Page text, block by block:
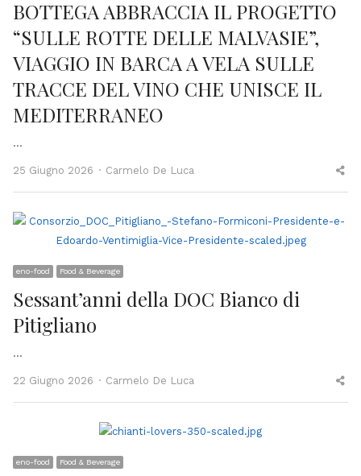
BOTTEGA ABBRACCIA IL PROGETTO
“SULLE ROTTE DELLE MALVASIE”,
VIAGGIO IN BARCA A VELA SULLE
TRACCE DEL VINO CHE UNISCE IL
MEDITERRANEO
…
25 Giugno 2026 Author
Carmelo De Luca
eno-food Food & Beverage
Sessant’anni della DOC Bianco di
Pitigliano
…
22 Giugno 2026 Author
Carmelo De Luca
eno-food Food & Beverage